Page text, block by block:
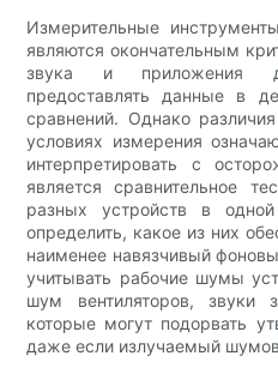
Измерительные
являются окончательным
звука и приложения
предоставлять данные в
сравнений. Однако
условиях измерения
интерпретировать с
является сравнительное
разных устройств в
определить, какое из них
наименее навязчивый
учитывать рабочие шумы
шум вентиляторов,
которые могут подорвать
даже если излучаемый